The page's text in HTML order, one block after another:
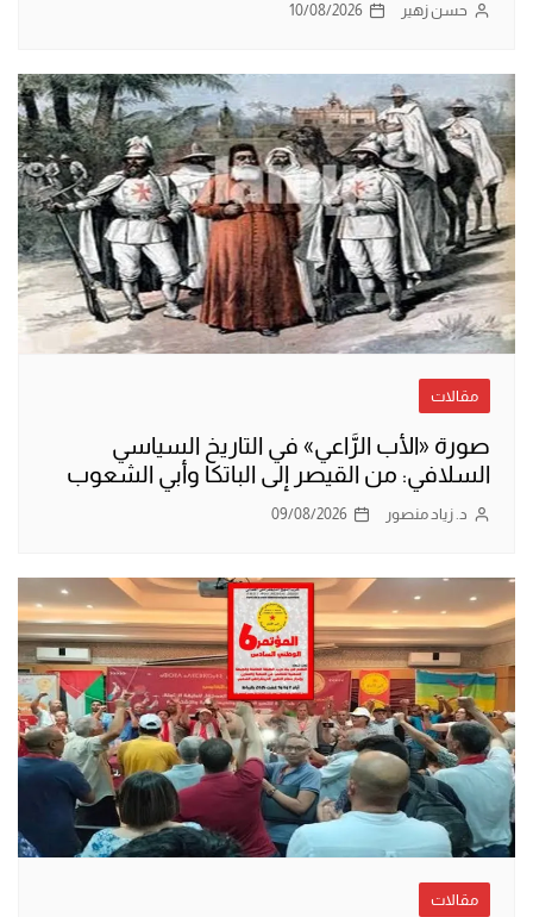
حسن زهير 10/08/2026
مقالات
صورة «الأب الرَّاعي» في التاريخ السياسي
السلافي: من القيصر إلى الباتكا وأبي الشعوب
د. زياد منصور 09/08/2026
مقالات